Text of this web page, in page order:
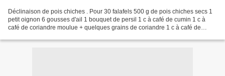
Déclinaison de pois chiches . Pour 30 falafels 500 g de pois chiches secs 1
petit oignon 6 gousses d'ail 1 bouquet de persil 1 c à café de cumin 1 c à
café de coriandre moulue + quelques grains de coriandre 1 c à café de